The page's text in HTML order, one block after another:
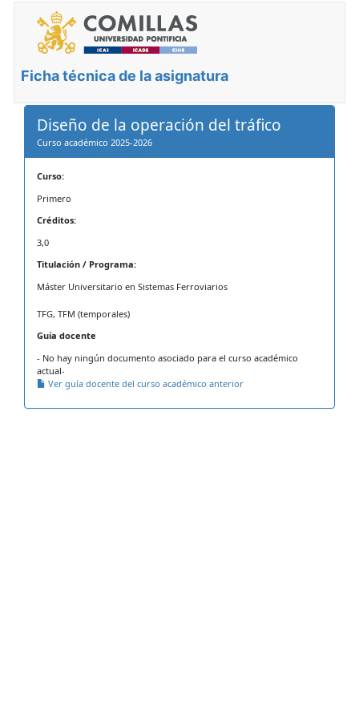
Ficha técnica de la asignatura
Diseño de la operación del tráfico
Curso académico 2025-2026
Curso:
Primero
Créditos:
3,0
Titulación / Programa:
Máster Universitario en Sistemas Ferroviarios
TFG, TFM (temporales)
Guía docente
- No hay ningún documento asociado para el curso académico
actual-
Ver guía docente del curso académico anterior